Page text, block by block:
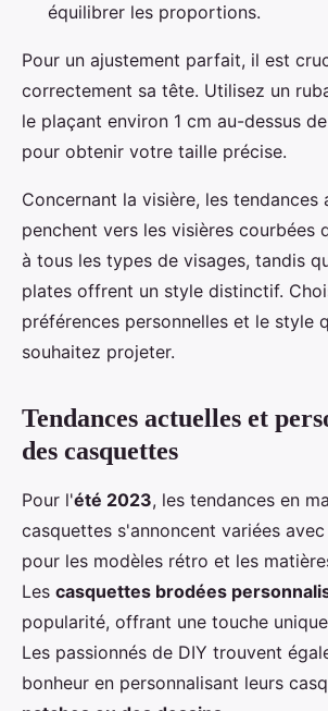
équilibrer les proportions.
Pour un ajustement parfait, il est
correctement sa tête. Utilisez un
le plaçant environ 1 cm au-dessus
pour obtenir votre taille précise.
Concernant la visière, les tendances
penchent vers les visières courbées
à tous les types de visages, tandis
plates offrent un style distinctif.
préférences personnelles et le style
souhaitez projeter.
Tendances actuelles et
des casquettes
Pour l'été 2023, les tendances en
casquettes s'annoncent variées
pour les modèles rétro et les
Les casquettes brodées
popularité, offrant une touche
Les passionnés de DIY trouvent
bonheur en personnalisant leurs